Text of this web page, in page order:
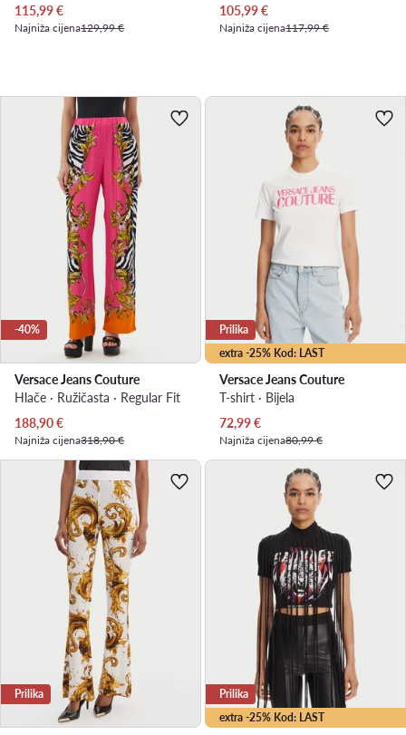
Trenutna cijena
115,99€
Najniža cijena129,99 €
Trenutna cijena
105,99€
Najniža cijena117,99 €
-40%
Versace Jeans Couture
Hlače · Ružičasta · Regular Fit
Trenutna cijena
188,90€
Najniža cijena318,90 €
extra -25% Kod: LAST
Prilika
Versace Jeans Couture
T-shirt · Bijela
Trenutna cijena
72,99€
Najniža cijena80,99 €
Prilika
extra -25% Kod: LAST
Prilika